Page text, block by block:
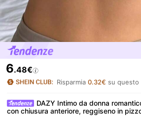
6.48€
Risparmia0.32€ su questo
DAZY Intimo da donna
con chiusura anteriore, reggiseno in